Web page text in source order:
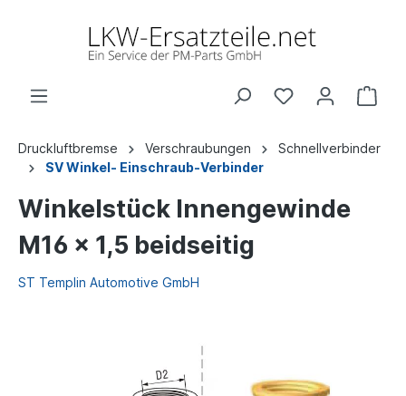
Druckluftbremse Verschraubungen
Schnellverbinder
SV Winkel- Einschraub-Verbinder
Winkelstück Innengewinde
M16 x 1,5 beidseitig
ST Templin Automotive GmbH